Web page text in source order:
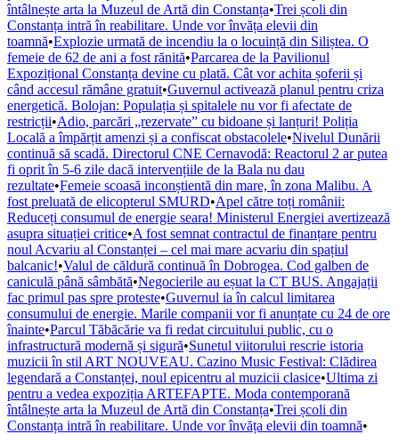
întâlnește arta la Muzeul de Artă din Constanța•Trei școli din
Constanța intră în reabilitare. Unde vor învăța elevii din
toamnă•Explozie urmată de incendiu la o locuință din Siliștea. O
femeie de 62 de ani a fost rănită•Parcarea de la Pavilionul
Expozițional Constanța devine cu plată. Cât vor achita șoferii și
când accesul rămâne gratuit•Guvernul activează planul pentru criza
energetică. Bolojan: Populația și spitalele nu vor fi afectate de
restricții•Adio, parcări „rezervate” cu bidoane și lanțuri! Poliția
Locală a împărțit amenzi și a confiscat obstacolele•Nivelul Dunării
continuă să scadă. Directorul CNE Cernavodă: Reactorul 2 ar putea
fi oprit în 5-6 zile dacă intervențiile de la Bala nu dau
rezultate•Femeie scoasă inconștientă din mare, în zona Malibu. A
fost preluată de elicopterul SMURD•Apel către toți românii:
Reduceți consumul de energie seara! Ministerul Energiei avertizează
asupra situației critice•A fost semnat contractul de finanțare pentru
noul Acvariu al Constanței – cel mai mare acvariu din spațiul
balcanic!•Valul de căldură continuă în Dobrogea. Cod galben de
caniculă până sâmbătă•Negocierile au eșuat la CT BUS. Angajații
fac primul pas spre proteste•Guvernul ia în calcul limitarea
consumului de energie. Marile companii vor fi anunțate cu 24 de ore
înainte•Parcul Tăbăcărie va fi redat circuitului public, cu o
infrastructură modernă și sigură•Sunetul viitorului rescrie istoria
muzicii în stil ART NOUVEAU. Cazino Music Festival: Clădirea
legendară a Constanței, noul epicentru al muzicii clasice•Ultima zi
pentru a vedea expoziția ARTEFAPTE. Moda contemporană
întâlnește arta la Muzeul de Artă din Constanța•Trei școli din
Constanța intră în reabilitare. Unde vor învăța elevii din toamnă•